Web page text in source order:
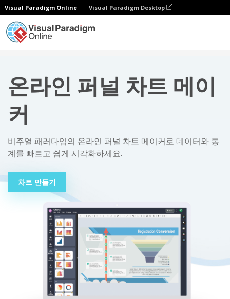
Visual Paradigm Online Visual Paradigm Desktop
온라인 퍼널 차트 메이
커
비주얼 패러다임의 온라인 퍼널 차트 메이커로 데이터와 통
계를 빠르고 쉽게 시각화하세요.
차트 만들기